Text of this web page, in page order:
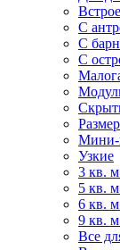
С
С
С
Размер
Мини-
Узкие
3 кв.
5 кв.
6 кв.
9 кв.
Все